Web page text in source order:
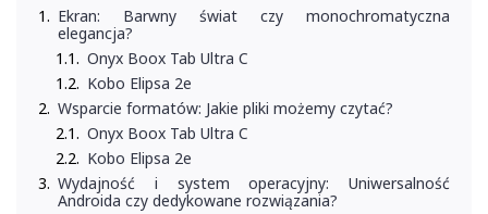
Ekran: Barwny świat czy monochromatyczna
elegancja?
Onyx Boox Tab Ultra C
Kobo Elipsa 2e
Wsparcie formatów: Jakie pliki możemy czytać?
Onyx Boox Tab Ultra C
Kobo Elipsa 2e
Wydajność i system operacyjny: Uniwersalność
Androida czy dedykowane rozwiązania?